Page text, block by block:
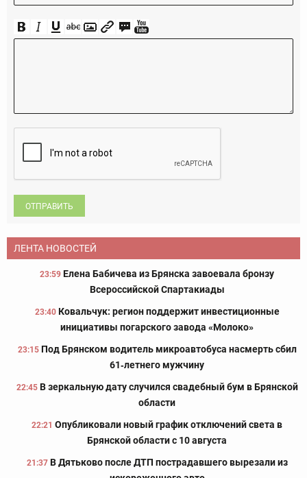
ОТПРАВИТЬ
ЛЕНТА НОВОСТЕЙ
23:59 Елена Бабичева из Брянска завоевала бронзу
Всероссийской Спартакиады
23:40 Ковальчук: регион поддержит инвестиционные
инициативы погарского завода «Молоко»
23:15 Под Брянском водитель микроавтобуса насмерть сбил
61‑летнего мужчину
22:45 В зеркальную дату случился свадебный бум в Брянской
области
22:21 Опубликовали новый график отключений света в
Брянской области с 10 августа
21:37 В Дятьково после ДТП пострадавшего вырезали из